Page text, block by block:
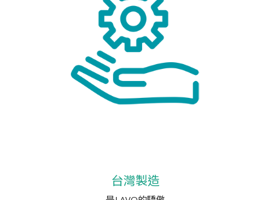
台灣製造